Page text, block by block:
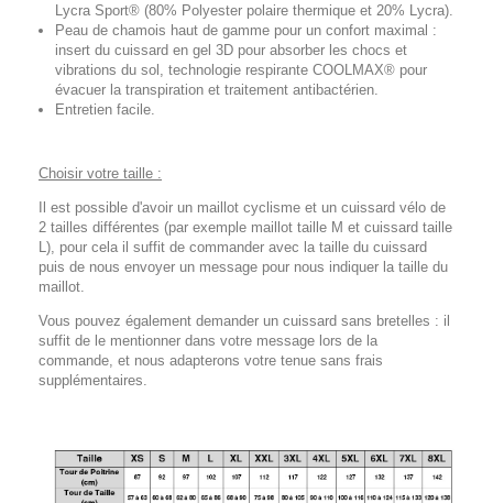
Lycra Sport® (80% Polyester polaire thermique et 20% Lycra).
Peau de chamois haut de gamme pour un confort maximal :
insert du cuissard en gel 3D pour absorber les chocs et
vibrations du sol, technologie respirante COOLMAX® pour
évacuer la transpiration et traitement antibactérien.
Entretien facile.
Choisir votre taille :
Il est possible d'avoir un maillot cyclisme et un cuissard vélo de
2 tailles différentes (par exemple maillot taille M et cuissard taille
L), pour cela il suffit de commander avec la taille du cuissard
puis de nous envoyer un message pour nous indiquer la taille du
maillot.
Vous pouvez également demander un cuissard sans bretelles : il
suffit de le mentionner dans votre message lors de la
commande, et nous adapterons votre tenue sans frais
supplémentaires.